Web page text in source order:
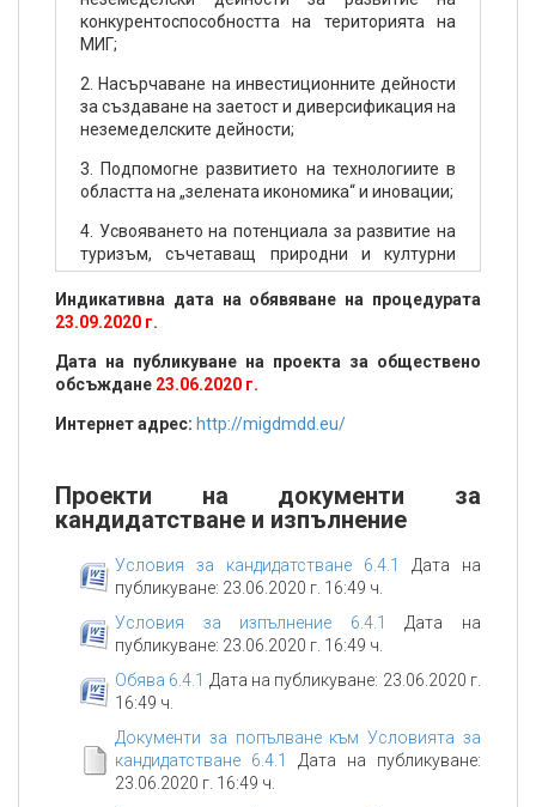
конкурентоспособността на територията на
МИГ;
2. Насърчаване на инвестиционните дейности
за създаване на заетост и диверсификация на
неземеделските дейности;
3. Подпомогне развитието на технологиите в
областта на „зелената икономика“ и иновации;
4. Усвояването на потенциала за развитие на
туризъм, съчетаващ природни и културни
ценности.
Допълнителна информация относно
03.10.2022 г. Краен срок по втори прием
07.11.2022 година, 17.00 часа.
Индикативна дата на обявяване на процедурата
23.09.2020 г.
Дата на публикуване на проекта за обществено
обсъждане 23.06.2020 г.
Интернет адрес: http://migdmdd.eu/
Проекти на документи за
кандидатстване и изпълнение
Условия за кандидатстване 6.4.1
Дата на
публикуване: 23.06.2020 г. 16:49 ч.
Условия за изпълнение 6.4.1
Дата на
публикуване: 23.06.2020 г. 16:49 ч.
Обява 6.4.1 Дата на публикуване: 23.06.2020 г.
16:49 ч.
Документи за попълване към Условията за
кандидатстване 6.4.1
Дата на публикуване:
23.06.2020 г. 16:49 ч.